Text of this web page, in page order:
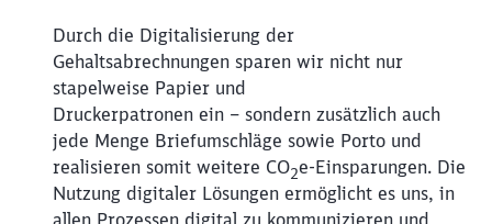
Durch die Digitalisierung der
Gehaltsabrechnungen sparen wir nicht nur
stapelweise Papier und
Druckerpatronen ein – sondern zusätzlich auch
jede Menge Briefumschläge sowie Porto und
realisieren somit weitere CO2e-Einsparungen. Die
Nutzung digitaler Lösungen ermöglicht es uns, in
allen Prozessen digital zu kommunizieren und
werden?
Abbrechen